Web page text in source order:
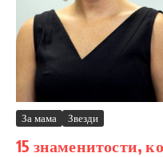
За мама Звезди
15 знаменитости,